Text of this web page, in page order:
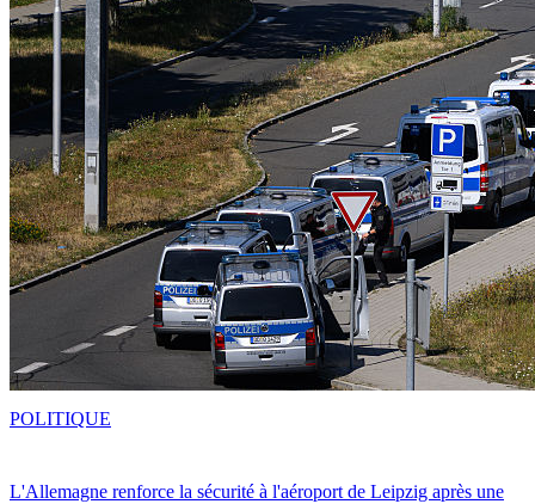
L'Allemagne renforce la sécurité à l'aéroport de Leipzig après une
POLITIQUE